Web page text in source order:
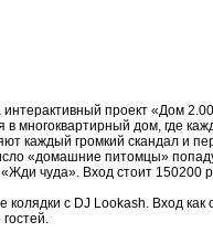
интерактивный проект «Дом
многоквартирный дом, где
каждый громкий скандал и
«домашние питомцы»
чуда». Вход стоит 150200
колядки с DJ Lookash. Вход как